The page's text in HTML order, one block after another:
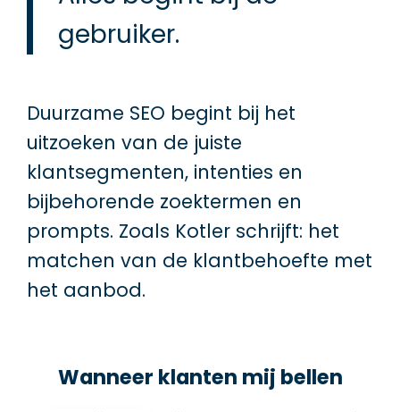
gebruiker.
Duurzame SEO begint bij het
uitzoeken van de juiste
klantsegmenten, intenties en
bijbehorende zoektermen en
prompts. Zoals Kotler schrijft: het
matchen van de klantbehoefte met
het aanbod.
Wanneer klanten mij bellen